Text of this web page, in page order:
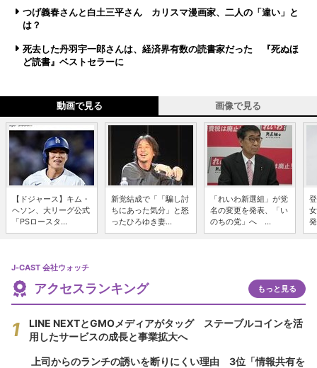
つげ義春さんと白土三平さん カリスマ漫画家、二人の「違い」と
は？
死去した丹羽宇一郎さんは、経済界有数の読書家だった 『死ぬほ
ど読書』ベストセラーに
動画で見る 画像で見る
【ドジャース】キム・
ヘソン、大リーグ公式
「PSロースタ...
新党結成で「「騙し討
ちにあった気分」と怒
ったひろゆき妻...
「れいわ新選組」が党
名の変更を発表、「い
のちの党」へ ...
J-CAST 会社ウォッチ
アクセスランキング もっと見る
LINE NEXTとGMOメディアがタッグ ステーブルコインを活
用したサービスの成長と事業拡大へ
上司からのランチの誘いを断りにくい理由 3位「情報共有を